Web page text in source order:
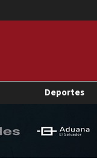
Deportes